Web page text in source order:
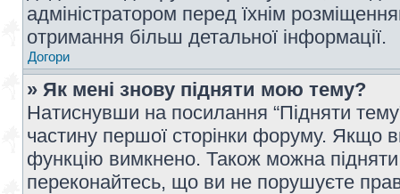
адміністратором перед їхнім
отримання більш детальної інформації.
Догори
» Як мені знову підняти мою тему?
Натиснувши на посилання “Підняти
частину першої сторінки форуму. Якщо
функцію вимкнено. Також можна
переконайтесь, що ви не порушуєте